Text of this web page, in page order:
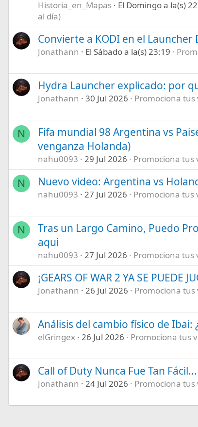
Historia_en_Mapas El Domingo a la(s)
al día)
Convierte a KODI en el Launcher
Jonathann El Sábado a la(s) 23:19
Hydra Launcher explicado: por
Jonathann 30 Jul 2026 Promociona tus
N
Fifa mundial 98 Argentina vs
venganza Holanda)
nahu0093 29 Jul 2026 Promociona tus
N Nuevo video: Argentina vs
nahu0093 27 Jul 2026 Promociona tus
N
Tras un Largo Camino, Puedo
aqui
nahu0093 27 Jul 2026 Promociona tus
¡GEARS OF WAR 2 YA SE PUEDE
Jonathann 26 Jul 2026 Promociona tus
Análisis del cambio físico de Ibai:
elGringex 26 Jul 2026 Promociona tus
Call of Duty Nunca Fue Tan
Jonathann 24 Jul 2026 Promociona tus